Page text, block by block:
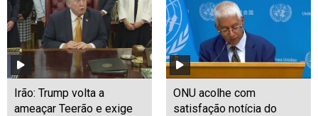
Irão: Trump volta a
ameaçar Teerão e exige
ONU acolhe com
satisfação notícia do